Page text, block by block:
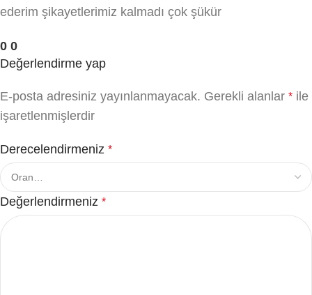
ederim şikayetlerimiz kalmadı çok şükür
0 0
Değerlendirme yap
E-posta adresiniz yayınlanmayacak. Gerekli alanlar * ile
işaretlenmişlerdir
Derecelendirmeniz *
Değerlendirmeniz *